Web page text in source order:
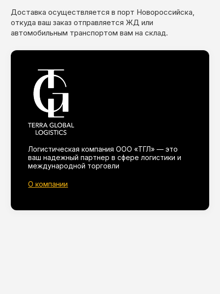
Доставка осуществляется в порт Новороссийска,
откуда ваш заказ отправляется ЖД или
автомобильным транспортом вам на склад.
Логистическая компания ООО «ТГЛ» — это
ваш надежный партнер в сфере логистики и
международной торговли
О компании